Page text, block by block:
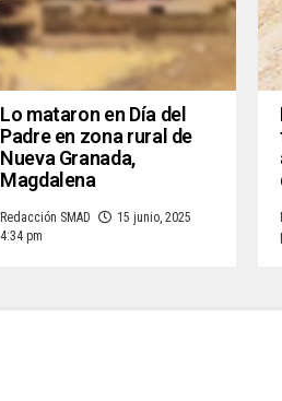
Lo mataron en Día del
Padre en zona rural de
Nueva Granada,
Magdalena
Redacción SMAD
15 junio, 2025
4:34 pm